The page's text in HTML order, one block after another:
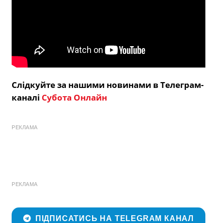
Слідкуйте за нашими новинами в Телеграм-
каналі Субота Онлайн
РЕКЛАМА
РЕКЛАМА
ПІДПИСАТИСЬ НА TELEGRAM КАНАЛ